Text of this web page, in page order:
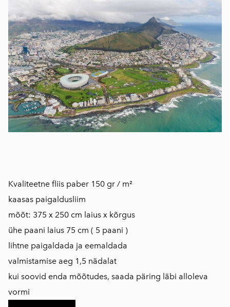
​​​​​​​Kvaliteetne fliis paber 150 gr / m²
kaasas paigaldusliim
mõõt: 375 x 250 cm laius x kõrgus
ühe paani laius 75 cm ( 5 paani )
lihtne paigaldada ja eemaldada
​valmistamise aeg 1,5 nädalat
kui soovid enda mõõtudes, saada päring läbi alloleva
vormi